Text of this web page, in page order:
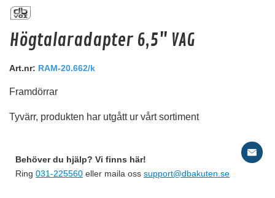
dBVox Kopplingsplint 6xM8 Svart
Svart Kopplingsplint. 6st M8
Snabblager 1-3 dagar
Högtalaradapter 6,5" VAG
Art.nr: RAM-20.662/k
Framdörrar
Tyvärr, produkten har utgått ur vårt sortiment
Behöver du hjälp? Vi finns här!
Ring 031-225560 eller maila oss support@dbakuten.se